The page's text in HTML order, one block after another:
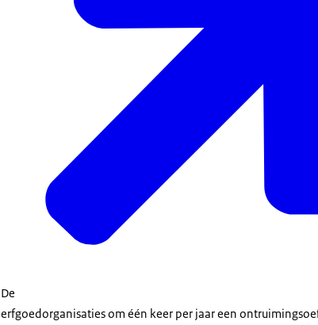
De
erfgoedorganisaties om één keer per jaar een